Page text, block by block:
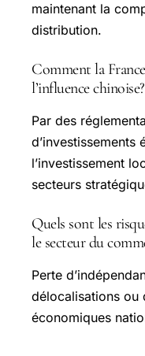
maintenant la
distribution.
Comment la
l’influence chinoise?
Par des
d’investissements
l’investissement
secteurs
Quels sont les
le secteur du
Perte
délocalisations ou
économiques